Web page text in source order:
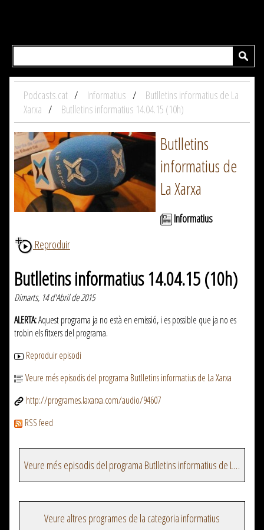
Podcasts.cat Informatius
Butlletins informatius de La
Xarxa
Butlletins informatius 14.04.15 (10h)
Butlletins
informatius de
La Xarxa
Informatius
Reproduir
Butlletins informatius 14.04.15 (10h)
Dimarts, 14 d'Abril de 2015
ALERTA:Aquest programa ja no està en emissió, i es possible que ja no es
trobin els fitxers del programa.
Reproduir episodi
Veure més episodis del programa Butlletins informatius de La Xarxa
http://programes.laxarxa.com/audio/94607
RSS feed
Veure més episodis del programa Butlletins informatius de La Xarxa
Veure altres programes de la categoria informatius